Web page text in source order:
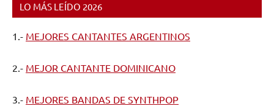
LO MÁS LEÍDO 2026
1.- MEJORES CANTANTES ARGENTINOS
2.- MEJOR CANTANTE DOMINICANO
3.- MEJORES BANDAS DE SYNTHPOP